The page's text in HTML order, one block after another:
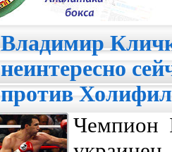
Владимир
неинтересно
против
Чемпион